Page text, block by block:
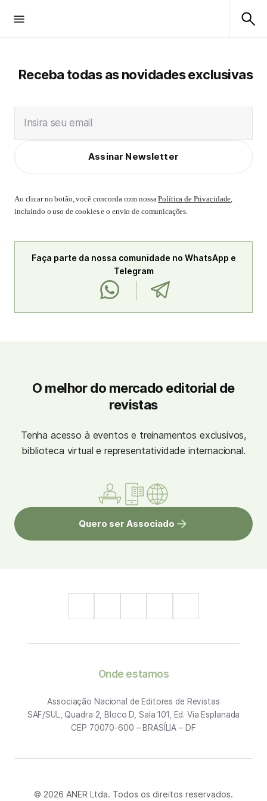
Receba todas as novidades exclusivas
Insira seu email
Assinar Newsletter
Ao clicar no botão, você concorda com nossaPolítica de Privacidade,
incluindo o uso de cookies e o envio de comunicações.
Faça parte da nossa comunidade no WhatsApp e
Telegram
O melhor do mercado editorial de
revistas
Tenha acesso à eventos e treinamentos exclusivos,
biblioteca virtual e representatividade internacional.
Quero ser Associado
Onde estamos
Associação Nacional de Editores de Revistas
SAF/SUL, Quadra 2, Bloco D, Sala 101, Ed. Via Esplanada
CEP 70070-600 – BRASÍLIA – DF
© 2026 ANER Ltda. Todos os direitos reservados.